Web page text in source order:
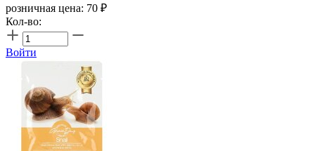
розничная цена: 70 ₽
Кол-во:
Войти